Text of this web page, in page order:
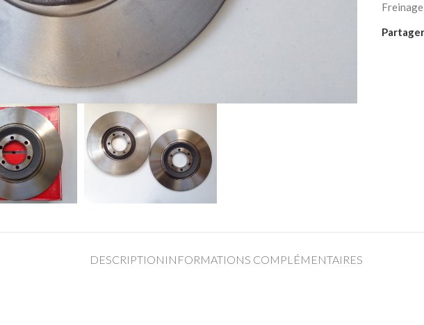
Freinage
DESCRIPTION INFORMATIONS COMPLÉMENTAIRES